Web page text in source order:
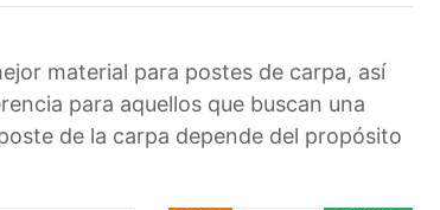
material para postes de carpa, así
para aquellos que buscan una
de la carpa depende del propósito